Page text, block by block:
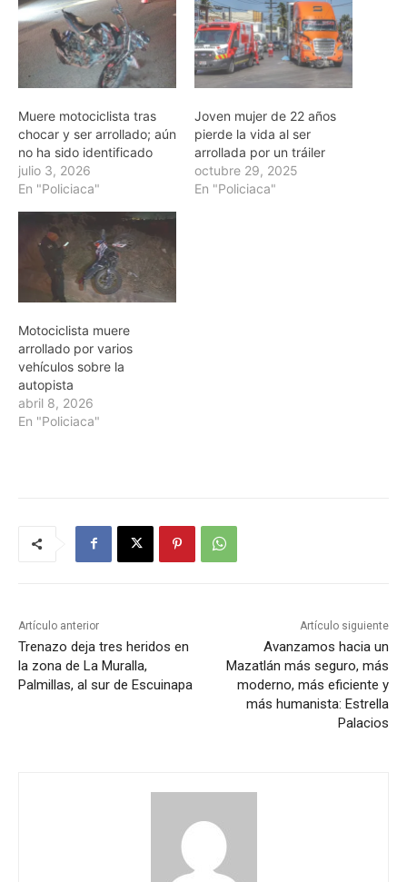
Muere motociclista tras
chocar y ser arrollado; aún
no ha sido identificado
julio 3, 2026
En "Policiaca"
Joven mujer de 22 años
pierde la vida al ser
arrollada por un tráiler
octubre 29, 2025
En "Policiaca"
Motociclista muere
arrollado por varios
vehículos sobre la
autopista
abril 8, 2026
En "Policiaca"
Artículo anterior
Trenazo deja tres heridos en
la zona de La Muralla,
Palmillas, al sur de Escuinapa
Artículo siguiente
Avanzamos hacia un
Mazatlán más seguro, más
moderno, más eficiente y
más humanista: Estrella
Palacios